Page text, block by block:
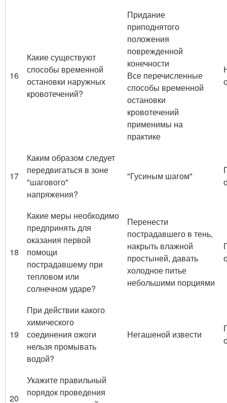
16
Какие существуют
способы временной
остановки наружных
кровотечений?
Придание
приподнятого
положения
поврежденной
конечности
Все перечисленные
способы временной
остановки
кровотечений
применимы на
практике
17
Каким образом следует
передвигаться в зоне
"шагового"
напряжения?
"Гусиным шагом"
18
Какие меры необходимо
предпринять для
оказания первой
помощи
пострадавшему при
тепловом или
солнечном ударе?
Перенести
пострадавшего в тень,
накрыть влажной
простыней, давать
холодное питье
небольшими порциями
19
При действии какого
химического
соединения ожоги
нельзя промывать
водой?
Негашеной извести
20
Укажите правильный
порядок проведения